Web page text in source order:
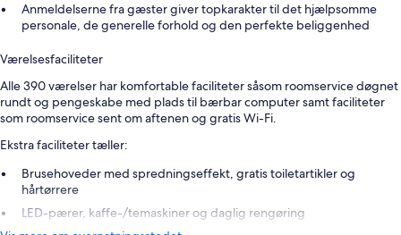
Anmeldelserne fra gæster giver topkarakter til det hjælpsomme
personale, de generelle forhold og den perfekte beliggenhed
Værelsesfaciliteter
Alle 390 værelser har komfortable faciliteter såsom roomservice døgnet
rundt og pengeskabe med plads til bærbar computer samt faciliteter
som roomservice sent om aftenen og gratis Wi-Fi.
Ekstra faciliteter tæller:
Brusehoveder med spredningseffekt, gratis toiletartikler og
hårtørrere
LED-pærer, kaffe-/temaskiner og daglig rengøring